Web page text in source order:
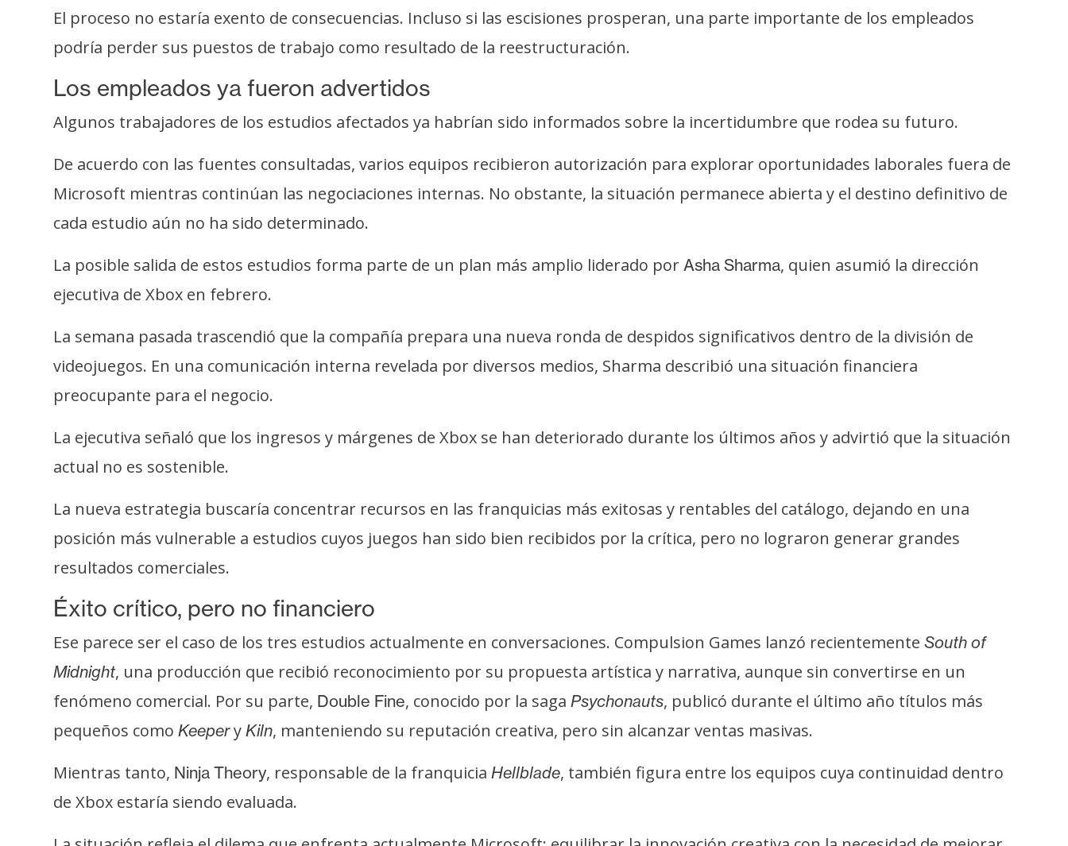
o
P
b
l
c
d
a
El proceso no estaría exento de consecuencias. Incluso si las escisiones prosperan, una parte importante de los empleados
podría perder sus puestos de trabajo como resultado de la reestructuración.
Los empleados ya fueron advertidos
Algunos trabajadores de los estudios afectados ya habrían sido informados sobre la incertidumbre que rodea su futuro.
De acuerdo con las fuentes consultadas, varios equipos recibieron autorización para explorar oportunidades laborales fuera de
Microsoft mientras continúan las negociaciones internas. No obstante, la situación permanece abierta y el destino definitivo de
cada estudio aún no ha sido determinado.
La posible salida de estos estudios forma parte de un plan más amplio liderado por Asha Sharma, quien asumió la dirección
ejecutiva de Xbox en febrero.
La semana pasada trascendió que la compañía prepara una nueva ronda de despidos significativos dentro de la división de
videojuegos. En una comunicación interna revelada por diversos medios, Sharma describió una situación financiera
preocupante para el negocio.
La ejecutiva señaló que los ingresos y márgenes de Xbox se han deteriorado durante los últimos años y advirtió que la situación
actual no es sostenible.
La nueva estrategia buscaría concentrar recursos en las franquicias más exitosas y rentables del catálogo, dejando en una
posición más vulnerable a estudios cuyos juegos han sido bien recibidos por la crítica, pero no lograron generar grandes
resultados comerciales.
Éxito crítico, pero no financiero
Ese parece ser el caso de los tres estudios actualmente en conversaciones. Compulsion Games lanzó recientemente South of
Midnight, una producción que recibió reconocimiento por su propuesta artística y narrativa, aunque sin convertirse en un
fenómeno comercial. Por su parte, Double Fine, conocido por la saga Psychonauts, publicó durante el último año títulos más
pequeños como Keepery Kiln, manteniendo su reputación creativa, pero sin alcanzar ventas masivas.
Mientras tanto, Ninja Theory, responsable de la franquicia Hellblade, también figura entre los equipos cuya continuidad dentro
de Xbox estaría siendo evaluada.